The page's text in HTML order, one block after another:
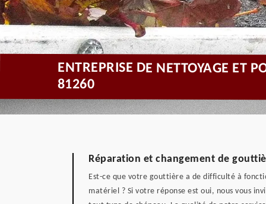
ENTREPRISE DE NETTOYAGE ET
81260
Réparation et changement de
Est-ce que votre gouttière a de difficulté à
matériel ? Si votre réponse est oui, nous vous